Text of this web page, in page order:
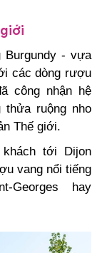
Burgundy - vựa
các dòng rượu
công nhận hệ
thửa ruộng nho
Thế giới.
tới Dijon
vang nổi tiếng
Georges hay